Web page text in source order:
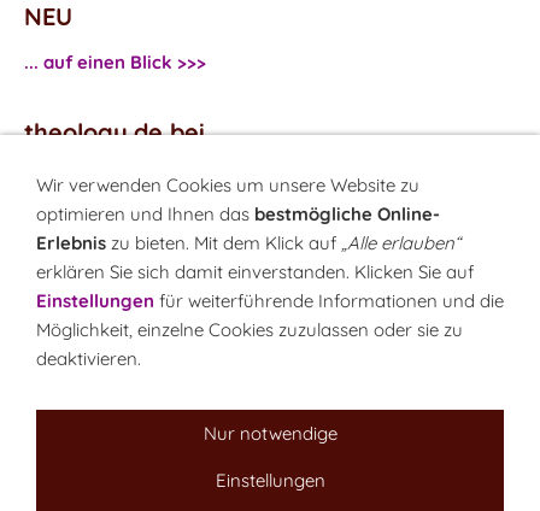
NEU
... auf einen Blick >>>
theology.de bei
...Facebook
...Twitter
Monatsrätsel
Rätseln & Gewinnen!
LINK-Hinweis
Wir verwenden Cookies um unsere Website zu
optimieren und Ihnen das bestmögliche Online-
Erlebnis zu bieten. Mit dem Klick auf „Alle erlauben“
erklären Sie sich damit einverstanden. Klicken Sie auf
Einstellungen für weiterführende Informationen und die
Möglichkeit, einzelne Cookies zuzulassen oder sie zu
deaktivieren.
Nur notwendige
Einstellungen